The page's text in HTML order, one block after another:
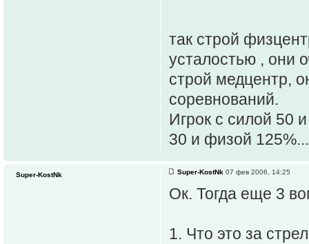
так строй
усталостью , они
строй медцентр,
соревнований.
Игрок с силой 50
30 и физой 125%...
Super-KostNk 07 фев 2006, 14:25
Ок. Тогда еще 3
1. Что это за
Super-KostNk